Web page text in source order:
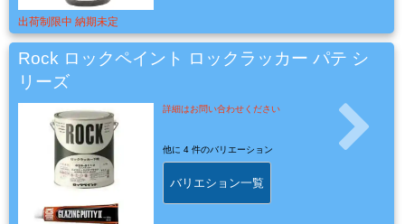
布
紙
マ
出荷制限中 納期未定
Rock ロックペイント ロックラッカー パテ シ
リーズ
詳細はお問い合わせください
他に 4 件のバリエーション
バリエション一覧